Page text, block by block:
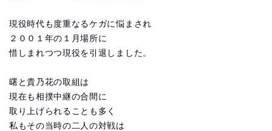
現役時代も度重なるケガに悩まされ
２００１年の１月場所に
惜しまれつつ現役を引退しました。
曙と貴乃花の取組は
現在も相撲中継の合間に
取り上げられることも多く
私もその当時の二人の対戦は